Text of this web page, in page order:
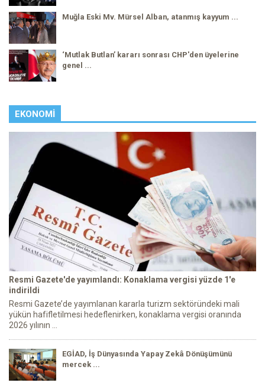
Muğla Eski Mv. Mürsel Alban, atanmış kayyum ...
‘Mutlak Butlan’ kararı sonrası CHP'den üyelerine
genel ...
EKONOMI
Resmi Gazete'de yayımlandı: Konaklama vergisi yüzde 1'e
indirildi
Resmi Gazete’de yayımlanan kararla turizm sektöründeki mali
yükün hafifletilmesi hedeflenirken, konaklama vergisi oranında
2026 yılının ...
EGİAD, İş Dünyasında Yapay Zekâ Dönüşümünü
mercek ...